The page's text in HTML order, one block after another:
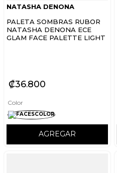
NATASHA DENONA
PALETA SOMBRAS RUBOR
NATASHA DENONA ECE
GLAM FACE PALETTE LIGHT
₡36800
Color
AGREGAR